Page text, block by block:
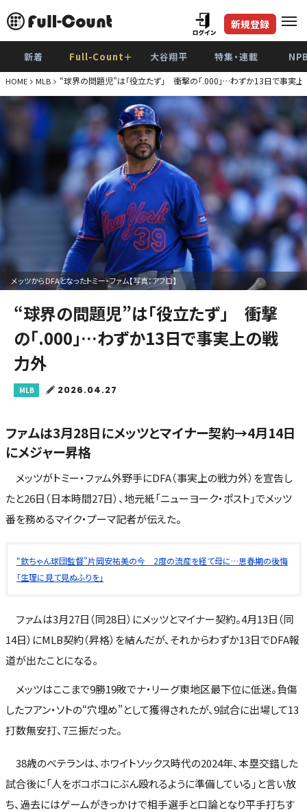
新規登録
新着 Full-Count＋ 大谷翔平 特集・連載
HOME MLB “球界の問題児”は「役立たず」 衝撃の「.000」…わずか13日で事実
メッツからDFAとなったトミー・ファム【写真：アフロ】
“球界の問題児”は「役立たず」 衝撃
の「.000」…わずか13日で事実上の戦
力外
MLB 2026.04.27
ファムは3月28日にメッツとマイナー契約→4月14日
にメジャー昇格
メッツがトミー・ファム外野手にDFA（事実上の戦力外）を宣告し
たと26日（日本時間27日）、地元紙「ニューヨーク・ポスト」でメッツ
番を務めるマイク・プーマ記者が伝えた。
“欽ちゃん球団監督”片岡安祐美の今 2度の流産を経て母に…思春期の後悔
「生理に見て見ぬふりを」
ファムは3月27日（同28日）にメッツとマイナー契約。4月13日（同
14日）にMLB契約（昇格）を結んだが、それからわずか13日でDFA報
道が出たことになる。
メッツはここまで9勝19敗でナ・リーグ東地区最下位に低迷。負傷
したフアン・ソトの“穴埋め”として獲得されたが、9試合に出場して13
打数無安打、7三振だった。
38歳のベテランは、ホワイトソックス時代の2024年、本塁交錯した
試合後に「人をボコボコにぶん殴れるように準備している」と言い放
ち、過去にはゲームがきっかけで相手選手と口論となり平手打ちす